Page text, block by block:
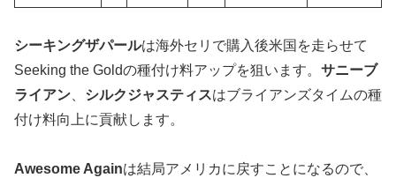
シーキングザパールは海外セリで購入後米国を走らせて
Seeking the Goldの種付け料アップを狙います。 サニーブ
ライアン
シルクジャスティスはブライアンズタイムの種
付け料向上に貢献します。
Awesome Againは結局アメリカに戻すことになるので、